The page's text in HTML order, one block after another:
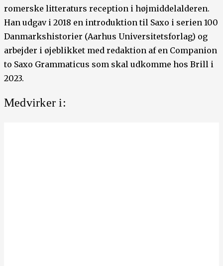
romerske litteraturs reception i højmiddelalderen.
Han udgav i 2018 en introduktion til Saxo i serien 100
Danmarkshistorier (Aarhus Universitetsforlag) og
arbejder i øjeblikket med redaktion af en Companion
to Saxo Grammaticus som skal udkomme hos Brill i
2023.
Medvirker i: